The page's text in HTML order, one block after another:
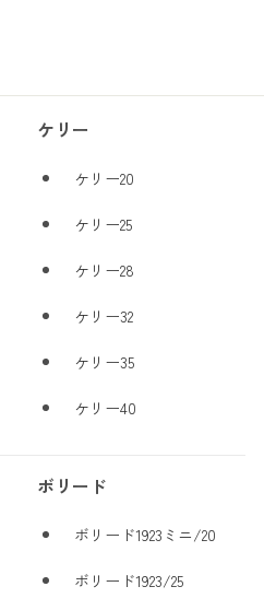
ケリー
ケリー20
ケリー25
ケリー28
ケリー32
ケリー35
ケリー40
ボリード
ボリード1923ミニ/20
ボリード1923/25